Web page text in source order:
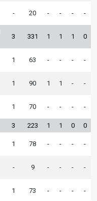
- 20 - - - -
3 331 1 1 1 0
1 63 - - - -
1 90 1 1 - -
1 70 - - - -
3 223 1 1 0 0
1 78 - - - -
- 9 - - - -
1 73 - - - -